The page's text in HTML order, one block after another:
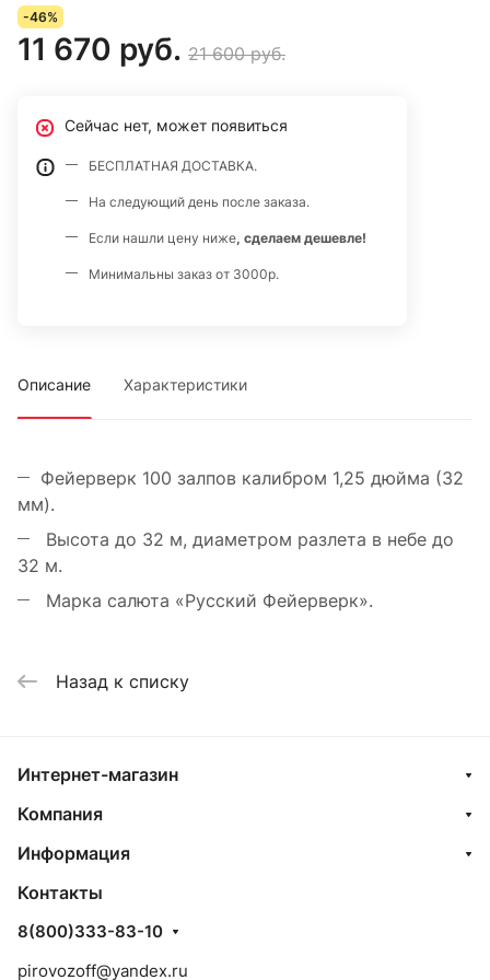
-46%
11 670 руб. 21 600 руб.
Сейчас нет, может появиться
БЕСПЛАТНАЯ ДОСТАВКА.
На следующий день после заказа.
Если нашли цену ниже, сделаем дешевле!
Минимальны заказ от 3000р.
Описание Характеристики
Фейерверк 100 залпов калибром 1,25 дюйма (32
мм).
Высота до 32 м, диаметром разлета в небе до
32 м.
Марка салюта «Русский Фейерверк».
Назад к списку
Интернет-магазин
Компания
Информация
Контакты
8(800)333-83-10
pirovozoff@yandex.ru